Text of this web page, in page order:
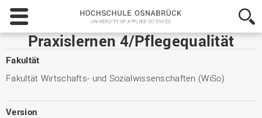
Hochschule
Osnabrück
-
University
Sciences
Praxislernen 4/Pflegequalität
Fakultät
Fakultät Wirtschafts- und Sozialwissenschaften (WiSo)
Version